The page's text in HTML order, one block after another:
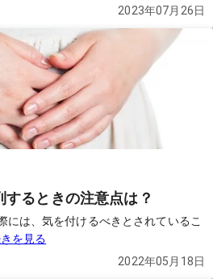
2023年07月26日
るときの注意点は？
には、気を付けるべきとされているこ
を見る
2022年05月18日